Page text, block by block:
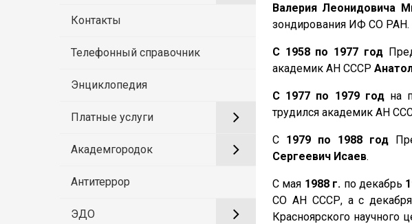
Контакты
Телефонный справочник
Энциклопедия
Платные услуги
Академгородок
Антитеррор
ЭДО
Валерия Леонидовича
зондирования ИФ СО РАН.
С 1958 по 1977 год
академик АН СССР
С 1977 по 1979 годна
трудился академик АН
С 1979 по 1988 год
Сергеевич Исаев.
С мая 1988 г. по декабрь
СО АН СССР, а с декабря
Красноярского